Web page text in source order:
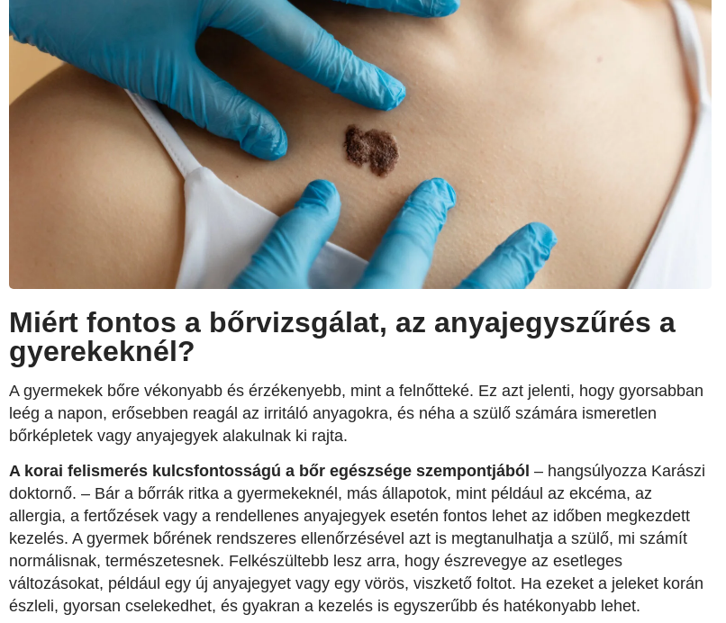
Miért fontos a bőrvizsgálat, az anyajegyszűrés a
gyerekeknél?
A gyermekek bőre vékonyabb és érzékenyebb, mint a felnőtteké. Ez azt jelenti, hogy gyorsabban
leég a napon, erősebben reagál az irritáló anyagokra, és néha a szülő számára ismeretlen
bőrképletek vagy anyajegyek alakulnak ki rajta.
A korai felismerés kulcsfontosságú a bőr egészsége szempontjából – hangsúlyozza Karászi
doktornő. – Bár a bőrrák ritka a gyermekeknél, más állapotok, mint például az ekcéma, az
allergia, a fertőzések vagy a rendellenes anyajegyek esetén fontos lehet az időben megkezdett
kezelés. A gyermek bőrének rendszeres ellenőrzésével azt is megtanulhatja a szülő, mi számít
normálisnak, természetesnek. Felkészültebb lesz arra, hogy észrevegye az esetleges
változásokat, például egy új anyajegyet vagy egy vörös, viszkető foltot. Ha ezeket a jeleket korán
észleli, gyorsan cselekedhet, és gyakran a kezelés is egyszerűbb és hatékonyabb lehet.